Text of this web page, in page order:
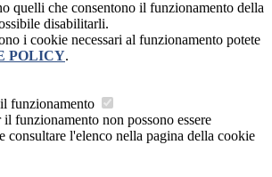
quelli che consentono il funzionamento della
disabilitarli.
i cookie necessari al funzionamento potete
POLICY.
funzionamento
funzionamento non possono essere
consultare l'elenco nella pagina della cookie